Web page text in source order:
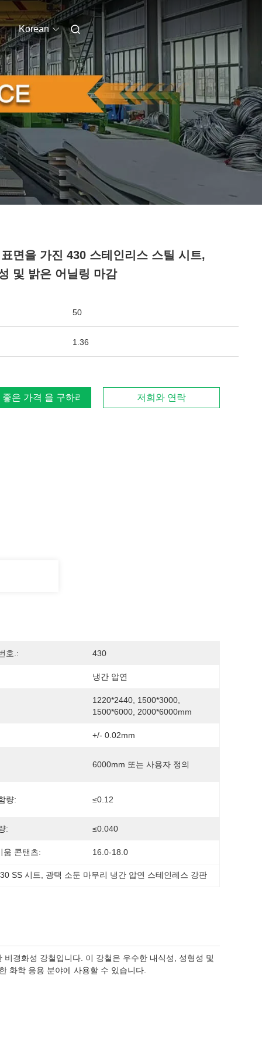
Korean
면을 가진 430 스테인리스 스틸 시트,
및 밝은 어닐링 마감
50
1.36
좋은 가격 을 구하라 저희와 연락
호.: 430
냉간 압연
1220*2440, 1500*3000,
1500*6000, 2000*6000mm
+/- 0.02mm
6000mm 또는 사용자 정의
량: ≤0.12
: ≤0.040
움 콘탠츠: 16.0-18.0
SS 시트 광택 소둔 마무리 냉간 압연 스테인레스 강판
경화성 강철입니다. 이 강철은 우수한 내식성, 성형성 및
화학 응용 분야에 사용할 수 있습니다.